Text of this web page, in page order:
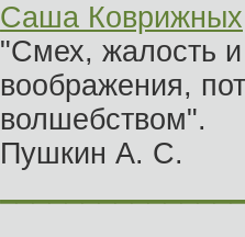
Саша Коврижных
"Смех, жалость
воображения,
волшебством".
Пушкин А. С.